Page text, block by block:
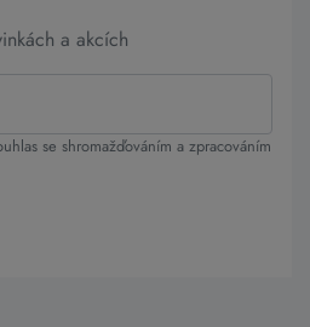
a akcích
se shromažďováním a zpracováním